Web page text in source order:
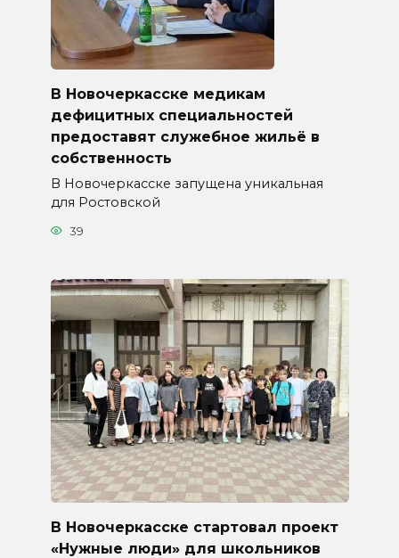
В Новочеркасске медикам
дефицитных специальностей
предоставят служебное жильё в
собственность
В Новочеркасске запущена уникальная
для Ростовской
39
В Новочеркасске стартовал проект
«Нужные люди» для школьников